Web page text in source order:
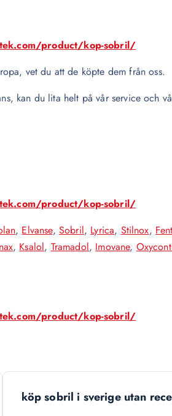
product/kop-sobril/
vet du att de köpte dem från oss.
kan du lita helt på vår service och
product/kop-sobril/
, Elvanse, Sobril, Lyrica, Stilnox,
, Ksalol, Tramadol, Imovane,
product/kop-sobril/
köp sobril i sverige utan